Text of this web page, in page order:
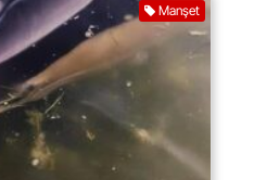
Manşet